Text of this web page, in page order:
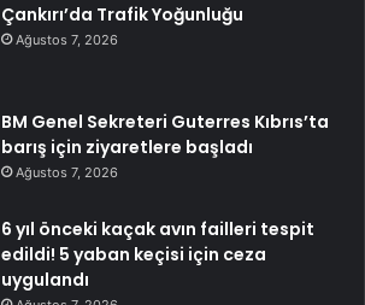
Çankırı’da Trafik Yoğunluğu
Ağustos 7, 2026
BM Genel Sekreteri Guterres Kıbrıs’ta
barış için ziyaretlere başladı
Ağustos 7, 2026
6 yıl önceki kaçak avın failleri tespit
edildi! 5 yaban keçisi için ceza
uygulandı